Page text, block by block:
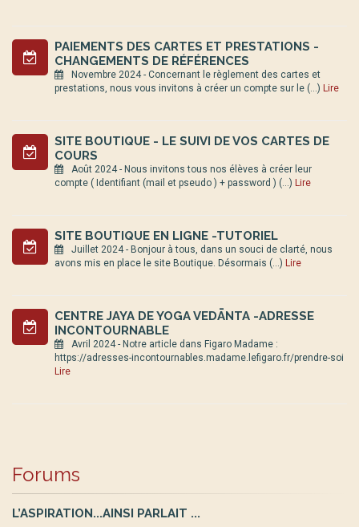
PAIEMENTS DES CARTES ET PRESTATIONS -
CHANGEMENTS DE RÉFÉRENCES
Novembre 2024 - Concernant le règlement des cartes et
prestations, nous vous invitons à créer un compte sur le (…) Lire
SITE BOUTIQUE - LE SUIVI DE VOS CARTES DE
COURS
Août 2024 - Nous invitons tous nos élèves à créer leur
compte ( Identifiant (mail et pseudo ) + password ) (…) Lire
SITE BOUTIQUE EN LIGNE -TUTORIEL
Juillet 2024 - Bonjour à tous, dans un souci de clarté, nous
avons mis en place le site Boutique. Désormais (…) Lire
CENTRE JAYA DE YOGA VEDĀNTA -ADRESSE
INCONTOURNABLE
Avril 2024 - Notre article dans Figaro Madame :
https://adresses-incontournables.madame.lefigaro.fr/prendre-soi
Lire
Forums
L’ASPIRATION...AINSI PARLAIT ...